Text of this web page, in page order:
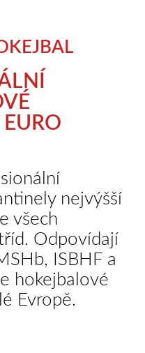
nejvýšší
všech
Odpovídají
ISBHF a
hokejbalové
Evropě.